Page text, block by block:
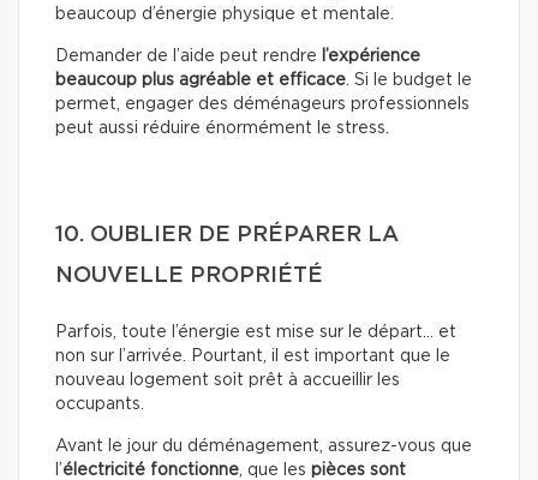
beaucoup d’énergie physique et mentale.
Demander de l’aide peut rendre l’expérience
beaucoup plus agréable et efficace. Si le budget le
permet, engager des déménageurs professionnels
peut aussi réduire énormément le stress.
10. OUBLIER DE PRÉPARER LA
NOUVELLE PROPRIÉTÉ
Parfois, toute l’énergie est mise sur le départ… et
non sur l’arrivée. Pourtant, il est important que le
nouveau logement soit prêt à accueillir les
occupants.
Avant le jour du déménagement, assurez-vous que
l’électricité fonctionne, que les pièces sont